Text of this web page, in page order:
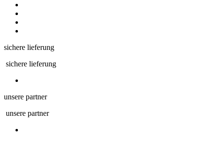
sichere lieferung
sichere lieferung
unsere partner
unsere partner